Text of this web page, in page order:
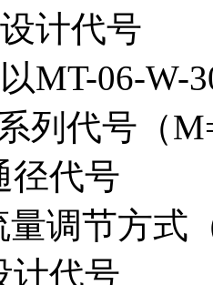
计代号
MT-06-W-
列代号（
代号
调节方式
代号